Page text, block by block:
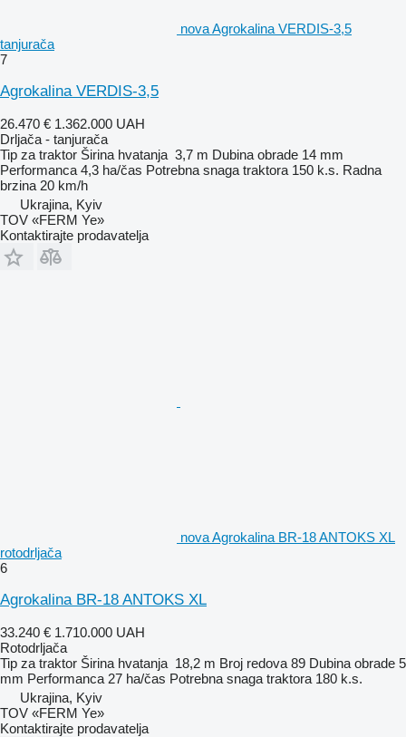
nova Agrokalina VERDIS-3,5
tanjurača
7
Agrokalina VERDIS-3,5
26.470 € 1.362.000 UAH
Drljača - tanjurača
Tip za traktor Širina hvatanja 3,7 m Dubina obrade 14 mm
Performanca 4,3 ha/čas Potrebna snaga traktora 150 k.s. Radna
brzina 20 km/h
Ukrajina, Kyiv
TOV «FERM Ye»
Kontaktirajte prodavatelja
nova Agrokalina BR-18 ANTOKS XL
rotodrljača
6
Agrokalina BR-18 ANTOKS XL
33.240 € 1.710.000 UAH
Rotodrljača
Tip za traktor Širina hvatanja 18,2 m Broj redova 89 Dubina obrade 5
mm Performanca 27 ha/čas Potrebna snaga traktora 180 k.s.
Ukrajina, Kyiv
TOV «FERM Ye»
Kontaktirajte prodavatelja